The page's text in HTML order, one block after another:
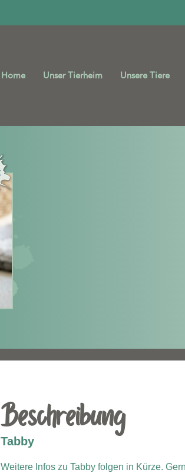
Home Unser Tierheim Unsere Tiere
Beschreibung
Tabby
Weitere Infos zu Tabby folgen in Kürze.